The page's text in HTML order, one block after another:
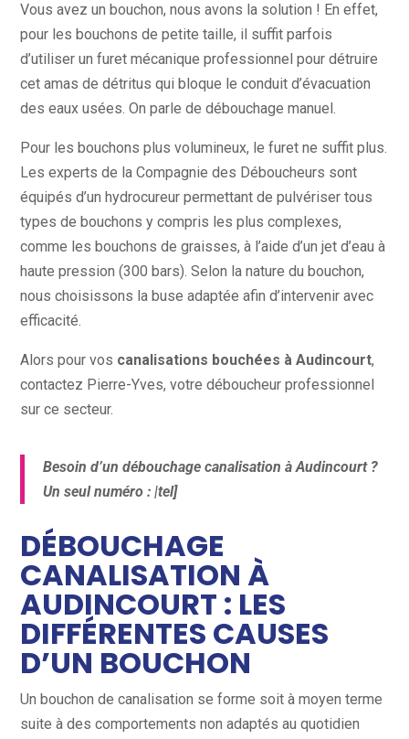
Vous avez un bouchon, nous avons la solution ! En effet,
pour les bouchons de petite taille, il suffit parfois
d’utiliser un furet mécanique professionnel pour détruire
cet amas de détritus qui bloque le conduit d’évacuation
des eaux usées. On parle de débouchage manuel.
Pour les bouchons plus volumineux, le furet ne suffit plus.
Les experts de la Compagnie des Déboucheurs sont
équipés d’un hydrocureur permettant de pulvériser tous
types de bouchons y compris les plus complexes,
comme les bouchons de graisses, à l’aide d’un jet d’eau à
haute pression (300 bars). Selon la nature du bouchon,
nous choisissons la buse adaptée afin d’intervenir avec
efficacité.
Alors pour vos canalisations bouchées à Audincourt,
contactez Pierre-Yves, votre déboucheur professionnel
sur ce secteur.
Besoin d’un débouchage canalisation à Audincourt ?
Un seul numéro : |tel]
DÉBOUCHAGE
CANALISATION À
AUDINCOURT : LES
DIFFÉRENTES CAUSES
D’UN BOUCHON
Un bouchon de canalisation se forme soit à moyen terme
suite à des comportements non adaptés au quotidien